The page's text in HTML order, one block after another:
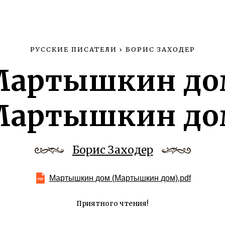
РУССКИЕ ПИСАТЕЛИ › БОРИС ЗАХОДЕР
Борис Заходер
Мартышкин дом (Мартышкин дом).pdf
Приятного чтения!